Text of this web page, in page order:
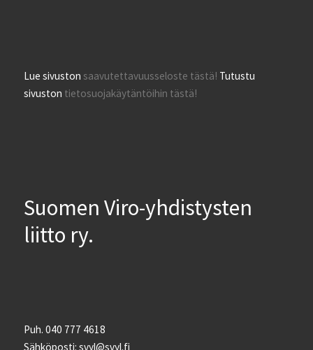
Lue sivustonsaavutettavuusseloste tästä! Tutustu
sivuston tietosuojakäytäntöihin tästä!
Suomen Viro-yhdistysten
liitto ry.
Puh. 040 777 4618
Sähköposti: svyl@svyl.fi